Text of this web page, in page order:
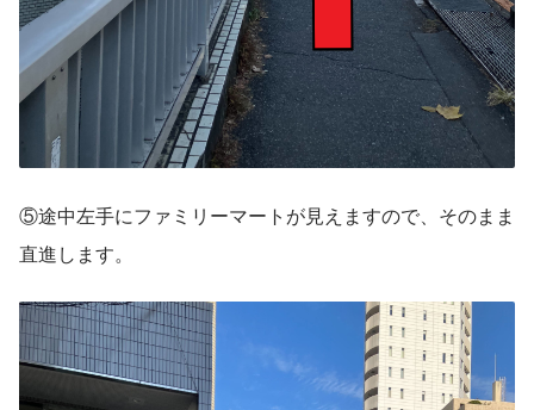
⑤途中左手にファミリーマートが見えますので、そのまま
直進します。